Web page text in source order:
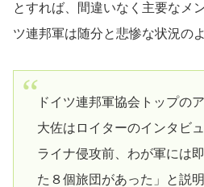
とすれば、間違いなく主要なメ
ツ連邦軍は随分と悲惨な状況のよ
ドイツ連邦軍協会トップの
大佐はロイターのインタビ
ライナ侵攻前、わが軍には
た８個旅団があった」と説明